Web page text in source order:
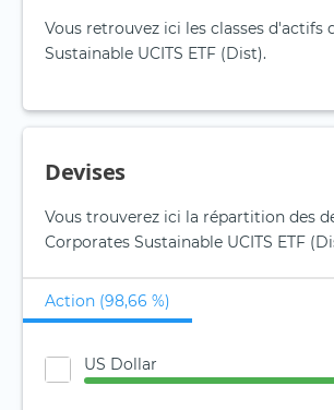
Vous retrouvez ici les classes
Sustainable UCITS ETF (Dist).
Devises
Vous trouverez ici la répartition des
Corporates Sustainable UCITS ETF
Action (98,66 %)
US Dollar